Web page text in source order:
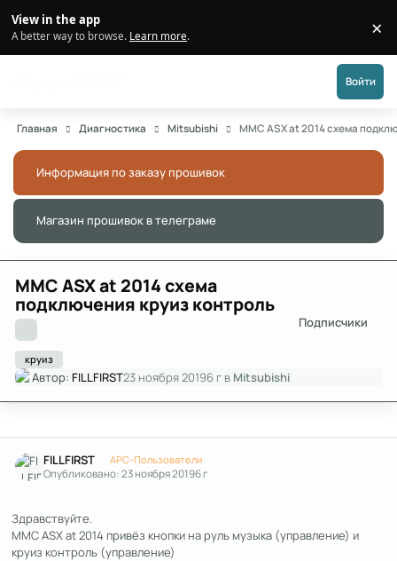
View in the app
A better way to browse. Learn more. ×
Войти
Главная Диагностика Mitsubishi MMC ASX at 2014 схема
Информация по заказу прошивок
Магазин прошивок в телеграме
MMC ASX at 2014 схема
подключения круиз контроль
круиз
Подписчики
Автор: FILLFIRST23 ноября 20196 г в Mitsubishi
FILLFIRST APC-Пользователи
Опубликовано:23 ноября 20196 г
Здравствуйте.
MMC ASX at 2014 привёз кнопки на руль музыка (управление) и
круиз контроль (управление)